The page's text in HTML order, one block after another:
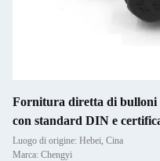
Fornitura diretta di bulloni
con standard DIN e
Luogo di origine: Hebei, Cina
Marca: Chengyi